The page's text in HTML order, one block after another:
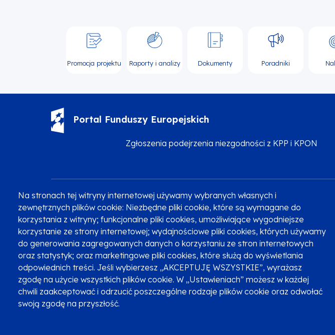
Na stronach tej witryny internetowej używamy wybranych własnych i
zewnętrznych plików cookie: Niezbędne pliki cookie, które są wymagane do
korzystania z witryny; funkcjonalne pliki cookies, umożliwiające wygodniejsze
korzystanie ze strony internetowej; wydajnościowe pliki cookies, których używamy
do generowania zagregowanych danych o korzystaniu ze stron internetowych
oraz statystyk; oraz marketingowe pliki cookies, które służą do wyświetlania
odpowiednich treści. Jeśli wybierzesz „AKCEPTUJĘ WSZYSTKIE”, wyrażasz
zgodę na użycie wszystkich plików cookie. W „Ustawieniach” możesz w każdej
chwili zaakceptować i odrzucić poszczególne rodzaje plików cookie oraz odwołać
swoją zgodę na przyszłość.
Promocja projektu Raporty i analizy Dokumenty Poradniki
Portal Funduszy Europejskich
Zgłoszenia podejrzenia niezgodności z KPP i KPON
Zobacz inne programy Poznaj Fundusze 2014-2020 Deklaracja dostępności
Serwis dofinansowany przez Unię Europejską z programu Fundusze Europejskie dla Małopolski na